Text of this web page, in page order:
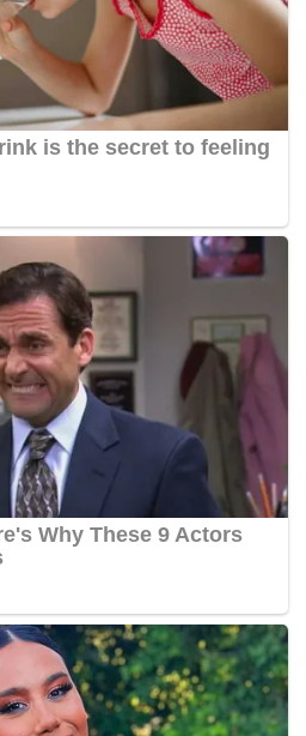
Kusni.
untuk jawatan Menteri
perkenan Sultan Johor dan
berkenaan akan kami
adalah khidmat yang
dengan mendahulukan
Amanah akan menghantar
titah dari Sultan Johor.
Tuanku (Sultan Ibrahim).
akan hantar. Setakat ini,
kata sumber dalaman parti
parti itu sudah pun
ialah Exco Kesihatan, Alam
ADUN Bukit Kepong manakala
jawatan Exco Belia, Sukan dan